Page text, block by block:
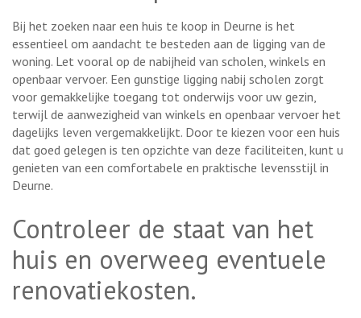
Bij het zoeken naar een huis te koop in Deurne is het
essentieel om aandacht te besteden aan de ligging van de
woning. Let vooral op de nabijheid van scholen, winkels en
openbaar vervoer. Een gunstige ligging nabij scholen zorgt
voor gemakkelijke toegang tot onderwijs voor uw gezin,
terwijl de aanwezigheid van winkels en openbaar vervoer het
dagelijks leven vergemakkelijkt. Door te kiezen voor een huis
dat goed gelegen is ten opzichte van deze faciliteiten, kunt u
genieten van een comfortabele en praktische levensstijl in
Deurne.
Controleer de staat van het
huis en overweeg eventuele
renovatiekosten.